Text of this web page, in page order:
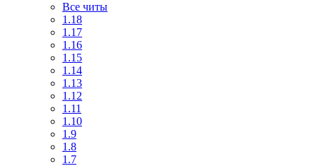
Все читы
1.18
1.17
1.16
1.15
1.14
1.13
1.12
1.11
1.10
1.9
1.8
1.7